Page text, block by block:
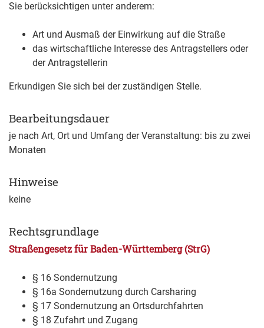
Sie berücksichtigen unter anderem:
Art und Ausmaß der Einwirkung auf die Straße
das wirtschaftliche Interesse des Antragstellers oder
der Antragstellerin
Erkundigen Sie sich bei der zuständigen Stelle.
Bearbeitungsdauer
je nach Art, Ort und Umfang der Veranstaltung: bis zu zwei
Monaten
Hinweise
keine
Rechtsgrundlage
Straßengesetz für Baden-Württemberg (StrG)
§ 16 Sondernutzung
§ 16a Sondernutzung durch Carsharing
§ 17 Sondernutzung an Ortsdurchfahrten
§ 18 Zufahrt und Zugang